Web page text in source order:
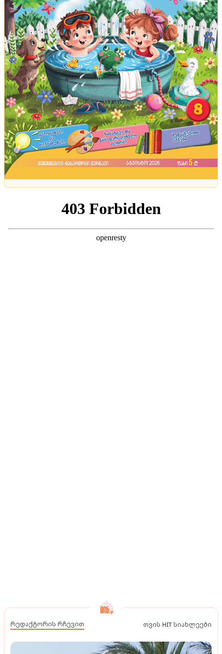
რედაქტორის რჩევით თვის HIT სიახლეები